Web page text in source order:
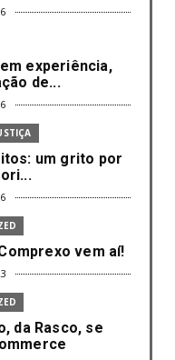
experiência,
de...
um grito por
vem aí!
da Rasco, se